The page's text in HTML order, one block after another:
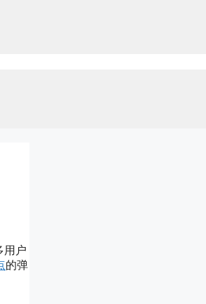
用户
的弹